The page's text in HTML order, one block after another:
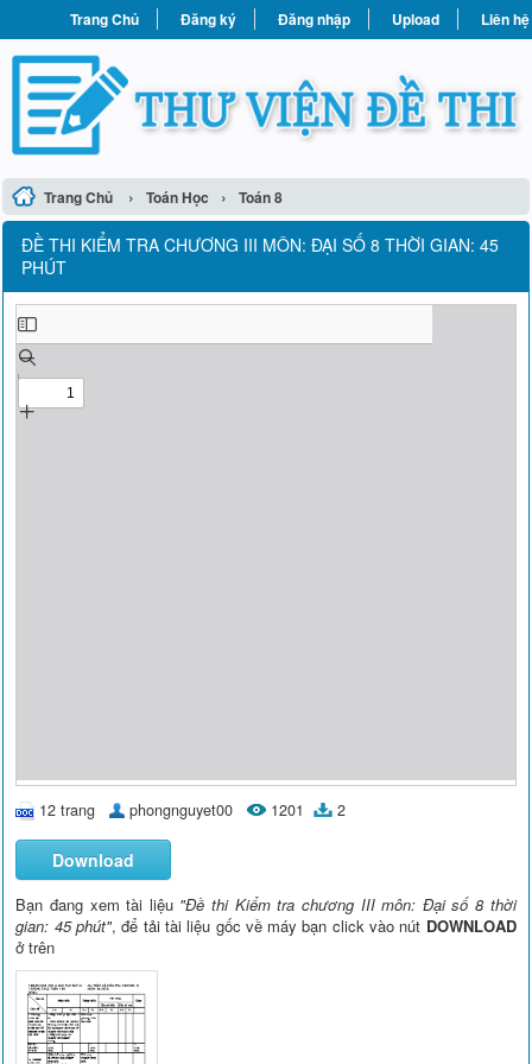
Trang Chủ Đăng ký Đăng nhập Upload Liên hệ
Trang Chủ › Toán Học › Toán 8
ĐỀ THI KIỂM TRA CHƯƠNG III MÔN: ĐẠI SỐ 8 THỜI GIAN: 45
PHÚT
12 trang phongnguyet00 1201 2
Download
Bạn đang xem tài liệu "Đề thi Kiểm tra chương III môn: Đại số 8 thời
gian: 45 phút", để tải tài liệu gốc về máy bạn click vào nút DOWNLOAD
ở trên